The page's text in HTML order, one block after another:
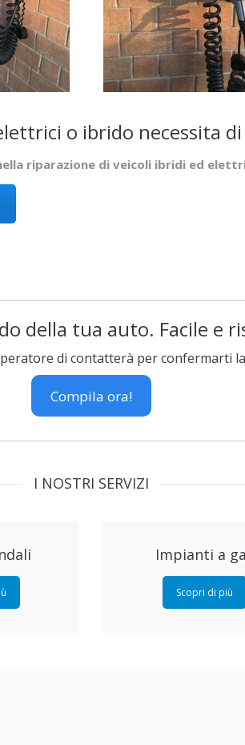
o ibrido necessita di
riparazione di veicoli ibridi ed
della tua auto. Facile e
di contatterà per confermarti
Compila ora!
I NOSTRI SERVIZI
Impianti a
Scopri di più